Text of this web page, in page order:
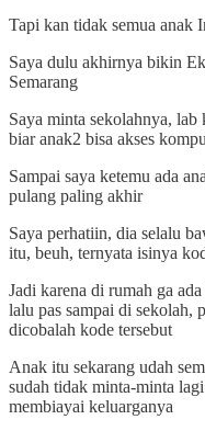
Tapi kan tidak semua anak
Saya dulu akhirnya bikin
Semarang
Saya minta sekolahnya,
biar anak2 bisa akses
Sampai saya ketemu ada
pulang paling akhir
Saya perhatiin, dia selalu
itu, beuh, ternyata isinya
Jadi karena di rumah ga
lalu pas sampai di sekolah,
dicobalah kode tersebut
Anak itu sekarang udah
sudah tidak minta-minta
membiayai keluarganya